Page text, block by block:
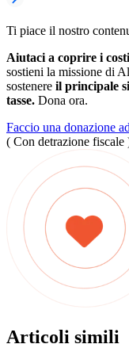
Ti piace il nostro
Aiutaci a coprire i
sostieni la missione di
sostenere il principale
tasse. Dona ora.
Faccio una donazione
( Con detrazione fiscale
Articoli simili